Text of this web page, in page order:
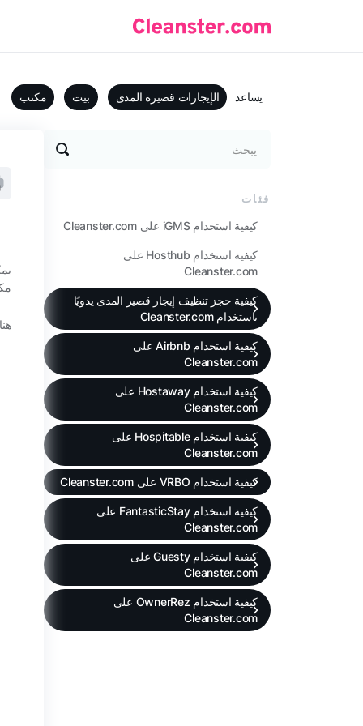
يساعد الإيجارات قصيرة المدى بيت مكتب
يبحث
فئات
كيفية استخدام iGMS على Cleanster.com
كيفية استخدام Hosthub على
Cleanster.com
كيفية حجز تنظيف إيجار قصير المدى يدويًا
باستخدام Cleanster.com
كيفية استخدام Airbnb على
Cleanster.com
كيفية استخدام Hostaway على
Cleanster.com
كيفية استخدام Hospitable على
Cleanster.com
كيفية استخدام VRBO على Cleanster.com
كيفية استخدام FantasticStay على
Cleanster.com
كيفية استخدام Guesty على
Cleanster.com
كيفية استخدام OwnerRez على
Cleanster.com